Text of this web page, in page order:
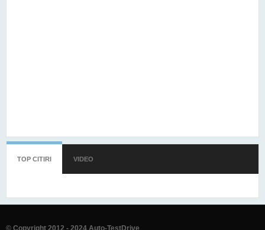
TOP CITIRI (TAB ACTIV)
VIDEO
© Copyright 2012 - 2024 Auto-TestDrive